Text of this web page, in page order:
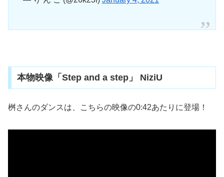
本物映像「Step and a step」 NiziU
桝さんのダンスは、こちらの映像の0:42あたりに登場！